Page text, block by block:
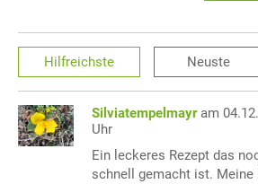
Hilfreichste Neuste
Silviatempelmayr am
Uhr
Ein leckeres Rezept das
schnell gemacht ist. Meine